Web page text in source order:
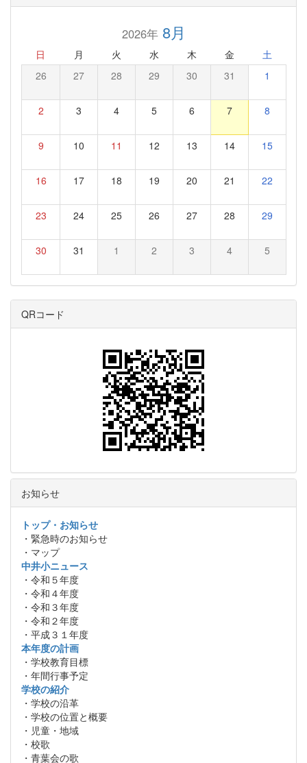
2026年8月
日 月 火 水 木 金 土
26 27 28 29 30 31 1
2 3 4 5 6 7 8
9 10 11 12 13 14 15
16 17 18 19 20 21 22
23 24 25 26 27 28 29
30 31 1 2 3 4 5
QRコード
お知らせ
トップ・お知らせ
・緊急時のお知らせ
・マップ
中井小ニュース
・令和５年度
・令和４年度
・令和３年度
・令和２年度
・平成３１年度
本年度の計画
・学校教育目標
・年間行事予定
学校の紹介
・学校の沿革
・学校の位置と概要
・児童・地域
・校歌
・青葉会の歌